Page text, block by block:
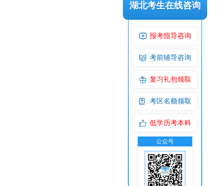
湖北考生在线咨询
报考指导咨询
考前辅导咨询
复习礼包领取
考区名额领取
低学历考本科
公众号